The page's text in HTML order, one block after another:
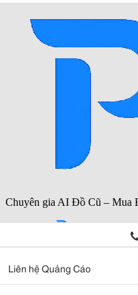
Liên hệ Quảng Cáo